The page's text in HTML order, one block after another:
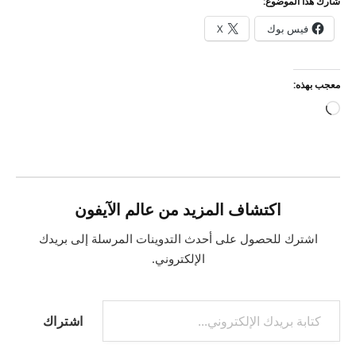
فيس بوك X
معجب بهذه:
جاري
اكتشاف المزيد من عالم الآيفون
اشترك للحصول على أحدث التدوينات المرسلة إلى بريدك
الإلكتروني.
كتابة بريدك الإلكتروني...
اشتراك